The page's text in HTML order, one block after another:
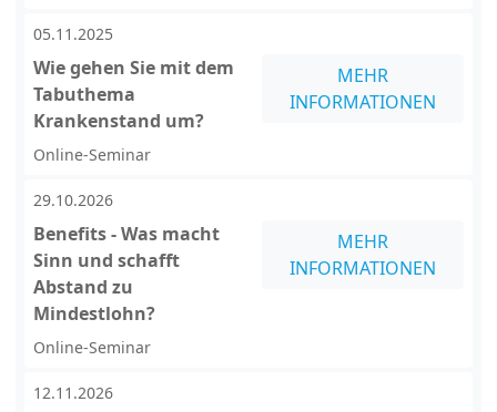
05.11.2025
Wie gehen Sie mit dem
Tabuthema
Krankenstand um?
MEHR
INFORMATIONEN
Online-Seminar
29.10.2026
Benefits - Was macht
Sinn und schafft
Abstand zu
Mindestlohn?
MEHR
INFORMATIONEN
Online-Seminar
12.11.2026